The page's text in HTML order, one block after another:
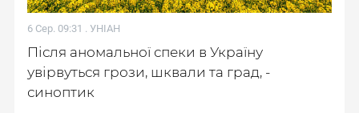
6 Сер. 09:31 . УНІАН
Після аномальної спеки в Україну
увірвуться грози, шквали та град, -
синоптик